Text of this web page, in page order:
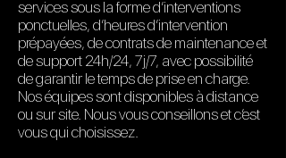
services sous la forme d’interventions
ponctuelles, d’heures d’intervention
prépayées, de contrats de maintenance et
de support 24h/24, 7j/7, avec possibilité
de garantir le temps de prise en charge.
Nos équipes sont disponibles à distance
ou sur site. Nous vous conseillons et c’est
vous qui choisissez.